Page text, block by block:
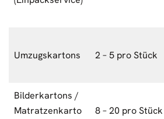
Umzugskartons 2 – 5 pro Stück
Bilderkartons /
Matratzenkarto
8 – 20 pro Stück